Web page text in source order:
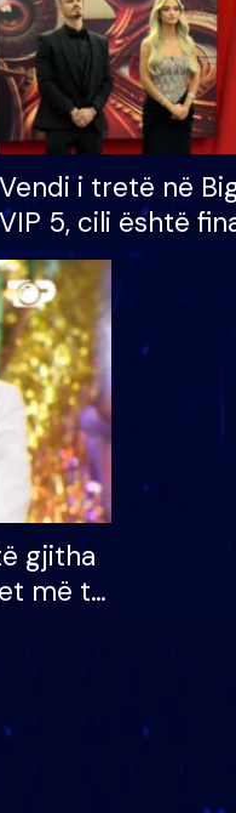
Vendi i tretë në
VIP 5, cili është
radhës që lë
gjitha
më të